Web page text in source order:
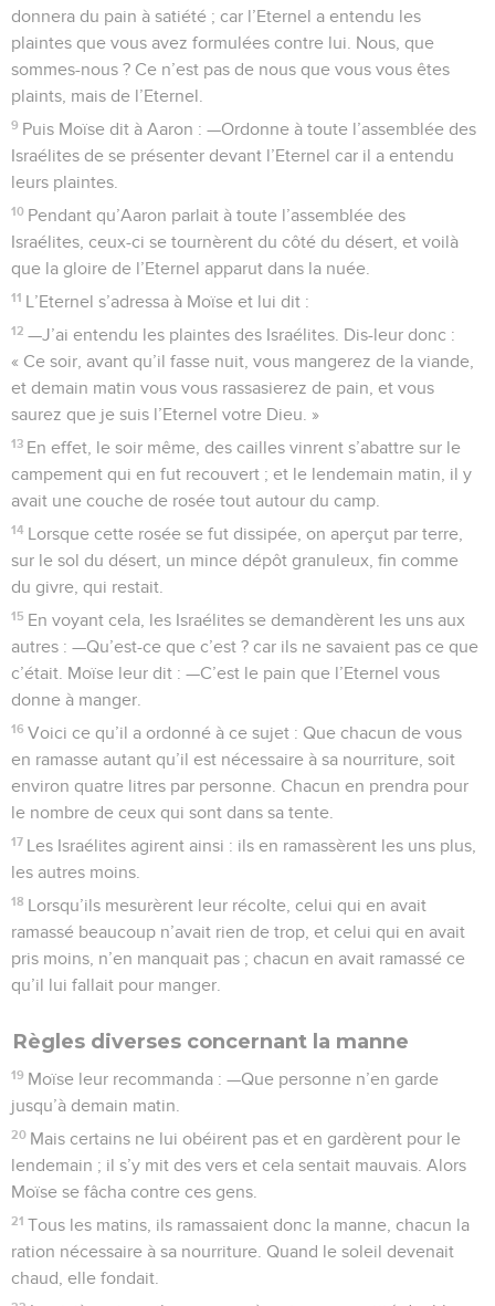
donnera du pain à satiété ; car l’Eternel a entendu les
plaintes que vous avez formulées contre lui. Nous, que
sommes-nous ? Ce n’est pas de nous que vous vous êtes
plaints, mais de l’Eternel.
9 Puis Moïse dit à Aaron : —Ordonne à toute l’assemblée des
Israélites de se présenter devant l’Eternel car il a entendu
leurs plaintes.
10 Pendant qu’Aaron parlait à toute l’assemblée des
Israélites, ceux-ci se tournèrent du côté du désert, et voilà
que la gloire de l’Eternel apparut dans la nuée.
11 L’Eternel s’adressa à Moïse et lui dit :
12 —J’ai entendu les plaintes des Israélites. Dis-leur donc :
« Ce soir, avant qu’il fasse nuit, vous mangerez de la viande,
et demain matin vous vous rassasierez de pain, et vous
saurez que je suis l’Eternel votre Dieu. »
13 En effet, le soir même, des cailles vinrent s’abattre sur le
campement qui en fut recouvert ; et le lendemain matin, il y
avait une couche de rosée tout autour du camp.
14 Lorsque cette rosée se fut dissipée, on aperçut par terre,
sur le sol du désert, un mince dépôt granuleux, fin comme
du givre, qui restait.
15 En voyant cela, les Israélites se demandèrent les uns aux
autres : —Qu’est-ce que c’est ? car ils ne savaient pas ce que
c’était. Moïse leur dit : —C’est le pain que l’Eternel vous
donne à manger.
16 Voici ce qu’il a ordonné à ce sujet : Que chacun de vous
en ramasse autant qu’il est nécessaire à sa nourriture, soit
environ quatre litres par personne. Chacun en prendra pour
le nombre de ceux qui sont dans sa tente.
17 Les Israélites agirent ainsi : ils en ramassèrent les uns plus,
les autres moins.
18 Lorsqu’ils mesurèrent leur récolte, celui qui en avait
ramassé beaucoup n’avait rien de trop, et celui qui en avait
pris moins, n’en manquait pas ; chacun en avait ramassé ce
qu’il lui fallait pour manger.
Règles diverses concernant la manne
19 Moïse leur recommanda : —Que personne n’en garde
jusqu’à demain matin.
20 Mais certains ne lui obéirent pas et en gardèrent pour le
lendemain ; il s’y mit des vers et cela sentait mauvais. Alors
Moïse se fâcha contre ces gens.
21 Tous les matins, ils ramassaient donc la manne, chacun la
ration nécessaire à sa nourriture. Quand le soleil devenait
chaud, elle fondait.